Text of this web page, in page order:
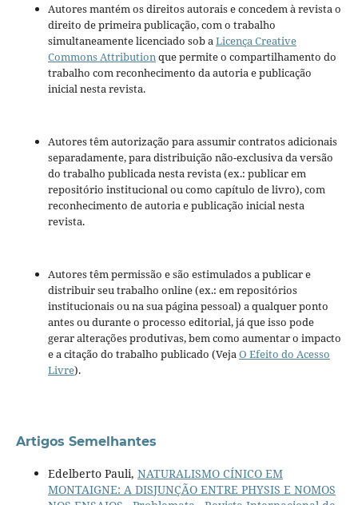
Autores mantém os direitos autorais e concedem à revista o
direito de primeira publicação, com o trabalho
simultaneamente licenciado sob aLicença Creative
Commons Attributionque permite o compartilhamento do
trabalho com reconhecimento da autoria e publicação
inicial nesta revista.
Autores têm autorização para assumir contratos adicionais
separadamente, para distribuição não-exclusiva da versão
do trabalho publicada nesta revista (ex.: publicar em
repositório institucional ou como capítulo de livro), com
reconhecimento de autoria e publicação inicial nesta
revista.
Autores têm permissão e são estimulados a publicar e
distribuir seu trabalho online (ex.: em repositórios
institucionais ou na sua página pessoal) a qualquer ponto
antes ou durante o processo editorial, já que isso pode
gerar alterações produtivas, bem como aumentar o impacto
e a citação do trabalho publicado (VejaO Efeito do Acesso
Livre).
Artigos Semelhantes
Edelberto Pauli, NATURALISMO CÍNICO EM
MONTAIGNE: A DISJUNÇÃO ENTRE PHYSIS E NOMOS